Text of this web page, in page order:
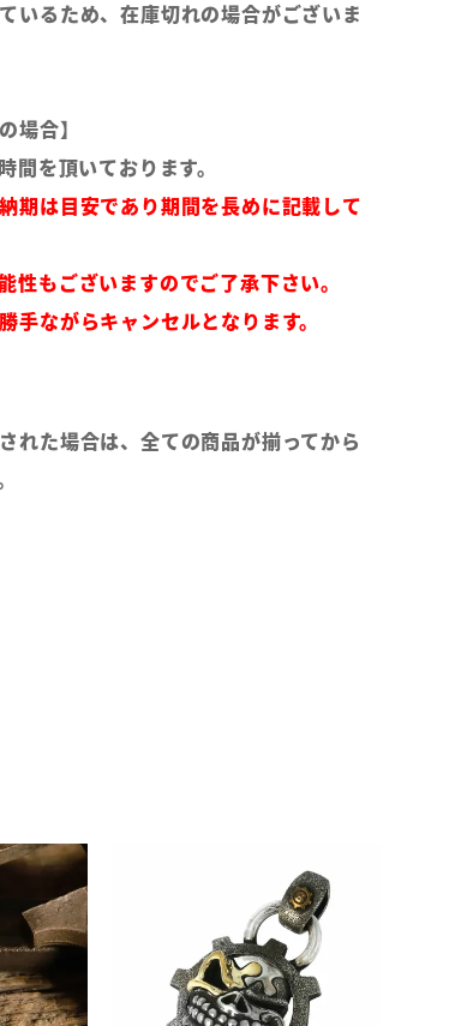
いるため、在庫切れの場合がございま
場合】
を頂いております。
期は目安であり期間を長めに記載して
性もございますのでご了承下さい。
手ながらキャンセルとなります。
れた場合は、全ての商品が揃ってから